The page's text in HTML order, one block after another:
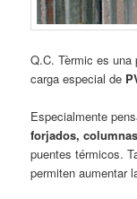
Q.C. Tèrmic es
carga especial de
Especialmente
forjados, columnas
puentes térmicos.
permiten aumentar